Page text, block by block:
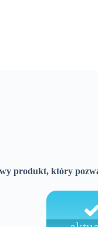
produkt, który